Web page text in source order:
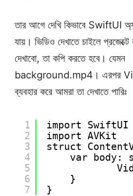
তার আগে দেখি কিভাবে SwiftUI
যায়। ভিডিও দেখাতে চাইলে প্রজেক্টে
দেখাবো, তা কপি করতে হবে। যেমন
background.mp4। এরপর
ব্যবহার করে আমরা তা দেখাতে পারিঃ
1
2
3
4
5
6
7
import SwiftUI
import AVKit
struct
var body:
}
}